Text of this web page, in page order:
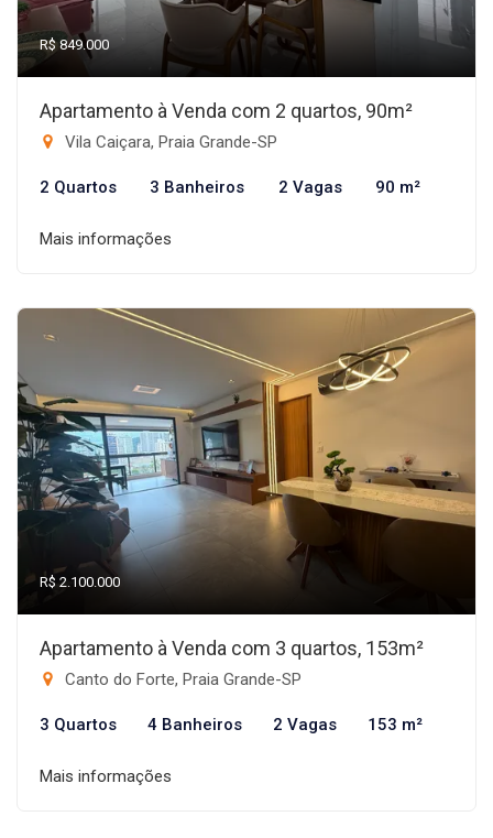
R$ 849.000
Apartamento à Venda com 2 quartos, 90m²
Vila Caiçara, Praia Grande-SP
2 Quartos 3 Banheiros 2 Vagas 90 m²
Mais informações
R$ 2.100.000
Apartamento à Venda com 3 quartos, 153m²
Canto do Forte, Praia Grande-SP
3 Quartos 4 Banheiros 2 Vagas 153 m²
Mais informações